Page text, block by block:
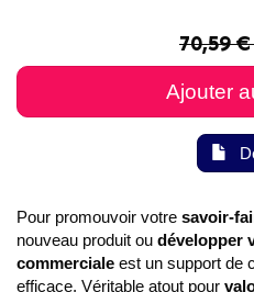
70,59 €
Ajouter
Pour promouvoir votre savoir-
nouveau produit ou développer
commerciale est un support de
efficace. Véritable atout pour